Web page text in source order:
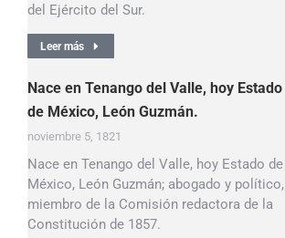
del Ejército del Sur.
Leer más
Nace en Tenango del Valle, hoy Estado
de México, León Guzmán.
noviembre 5, 1821
Nace en Tenango del Valle, hoy Estado de
México, León Guzmán; abogado y político,
miembro de la Comisión redactora de la
Constitución de 1857.